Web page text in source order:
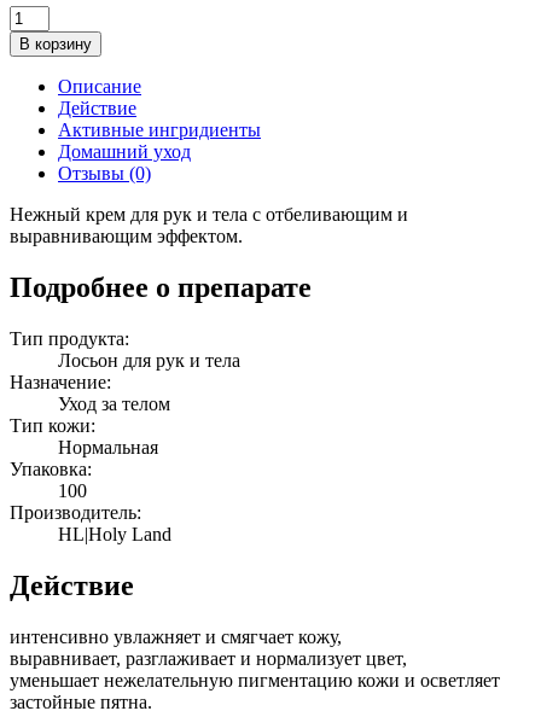
Количество
товара
Alpha
complex
Hand
body
cream,
мл.
В корзину
Описание
Действие
Активные ингридиенты
Домашний уход
Отзывы (0)
Нежный крем для рук и тела с отбеливающим и
выравнивающим эффектом.
Подробнее о препарате
Тип продукта:
Лосьон для рук и тела
Назначение:
Уход за телом
Тип кожи:
Нормальная
Упаковка:
100
Производитель:
HL|Holy Land
Действие
интенсивно увлажняет и смягчает кожу,
выравнивает, разглаживает и нормализует цвет,
уменьшает нежелательную пигментацию кожи и осветляет
застойные пятна.